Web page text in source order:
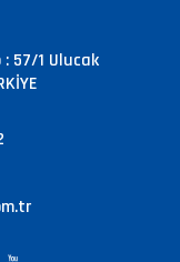
57/1 Ulucak